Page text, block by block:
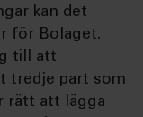
kan det
för Bolaget.
till att
tredje part som
rätt att lägga